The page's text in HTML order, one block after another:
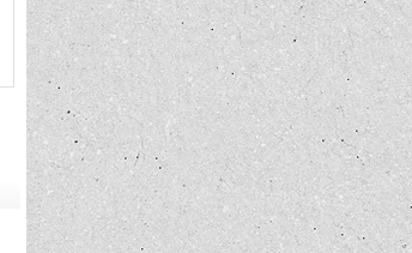
最新号発売中!! MQQNEYES
International Magazine No.28 2026
1,210円
(税込)